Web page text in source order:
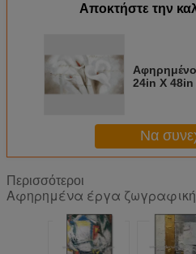
Αποκτήστε την
24in X 48in
Να
Περισσότεροι
Αφηρημένα έργα